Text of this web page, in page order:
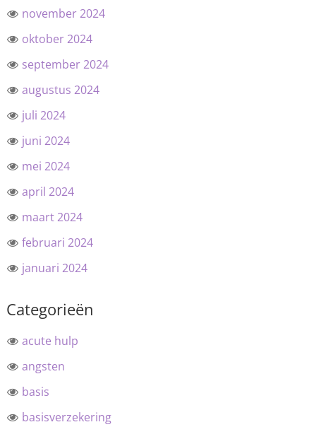
november 2024
oktober 2024
september 2024
augustus 2024
juli 2024
juni 2024
mei 2024
april 2024
maart 2024
februari 2024
januari 2024
Categorieën
acute hulp
angsten
basis
basisverzekering